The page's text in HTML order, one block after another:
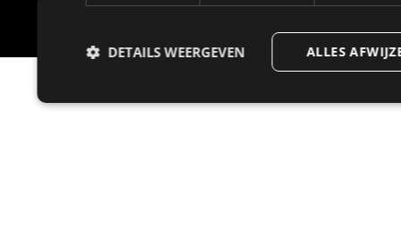
Copyright © 2021 – 2026. Alle rechten voorbehouden
ALLES
DETAILS WEERGEVEN